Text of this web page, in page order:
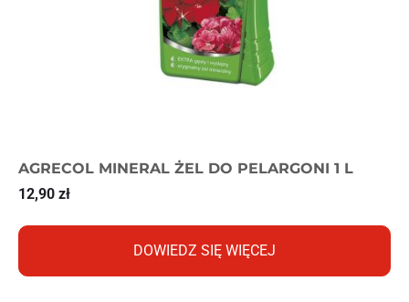
AGRECOL MINERAL ŻEL DO PELARGONI 1 L
12,90 zł
DOWIEDZ SIĘ WIĘCEJ